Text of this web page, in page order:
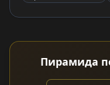
Пирамида